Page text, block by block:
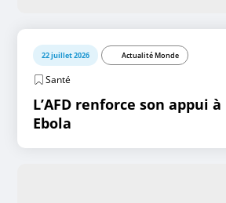
22 juillet 2026 Actualité Monde
Santé
L’AFD renforce son appui à
Ebola